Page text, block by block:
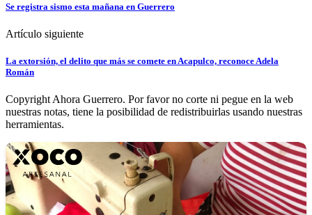
Se registra sismo esta mañana en Guerrero
Artículo siguiente
La extorsión, el delito que más se comete en Acapulco, reconoce Adela
Román
Copyright Ahora Guerrero. Por favor no corte ni pegue en la web
nuestras notas, tiene la posibilidad de redistribuirlas usando nuestras
herramientas.